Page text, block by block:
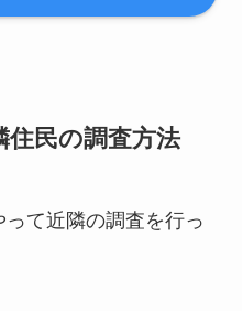
住民の調査方法
て近隣の調査を行っ